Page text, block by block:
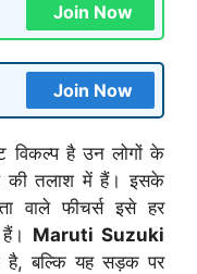
Join Now
Join Now
विकल्प है उन लोगों के
की तलाश में हैं। इसके
वाले फीचर्स इसे हर
Maruti Suzuki
बल्कि यह सड़क पर